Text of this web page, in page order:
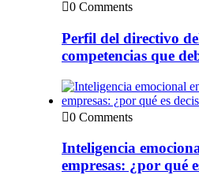
0 Comments
Perfil del directivo
competencias que
0 Comments
Inteligencia
empresas: ¿por qué